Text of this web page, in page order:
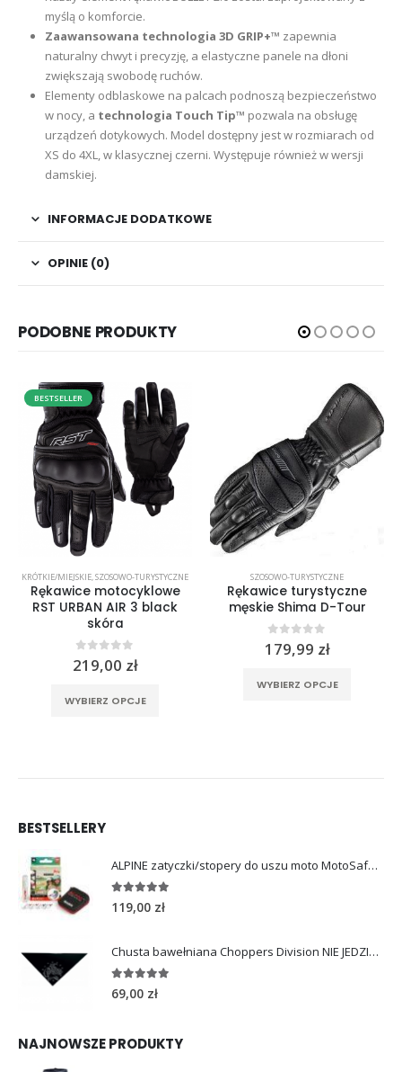
myślą o komforcie.
Zaawansowana technologia 3D GRIP+™ zapewnia
naturalny chwyt i precyzję, a elastyczne panele na dłoni
zwiększają swobodę ruchów.
Elementy odblaskowe na palcach podnoszą bezpieczeństwo
w nocy, a technologia Touch Tip™ pozwala na obsługę
urządzeń dotykowych. Model dostępny jest w rozmiarach od
XS do 4XL, w klasycznej czerni. Występuje również w wersji
damskiej.
INFORMACJE DODATKOWE
OPINIE (0)
PODOBNE PRODUKTY
BESTSELLER
KRÓTKIE/MIEJSKIE,SZOSOWO-TURYSTYCZNE
Rękawice motocyklowe
RST URBAN AIR 3 black
skóra
0out of 5
219,00 zł
WYBIERZ OPCJE
SZOSOWO-TURYSTYCZNE
Rękawice turystyczne
męskie Shima D-Tour
0out of 5
179,99 zł
WYBIERZ OPCJE
BESTSELLERY
ALPINE zatyczki/stopery do uszu moto MotoSafe Pro
4.96out of 5
119,00 zł
Chusta bawełniana Choppers Division NIE JEDZIESZ NIE ŻYJESZ
5.00out of 5
69,00 zł
NAJNOWSZE PRODUKTY